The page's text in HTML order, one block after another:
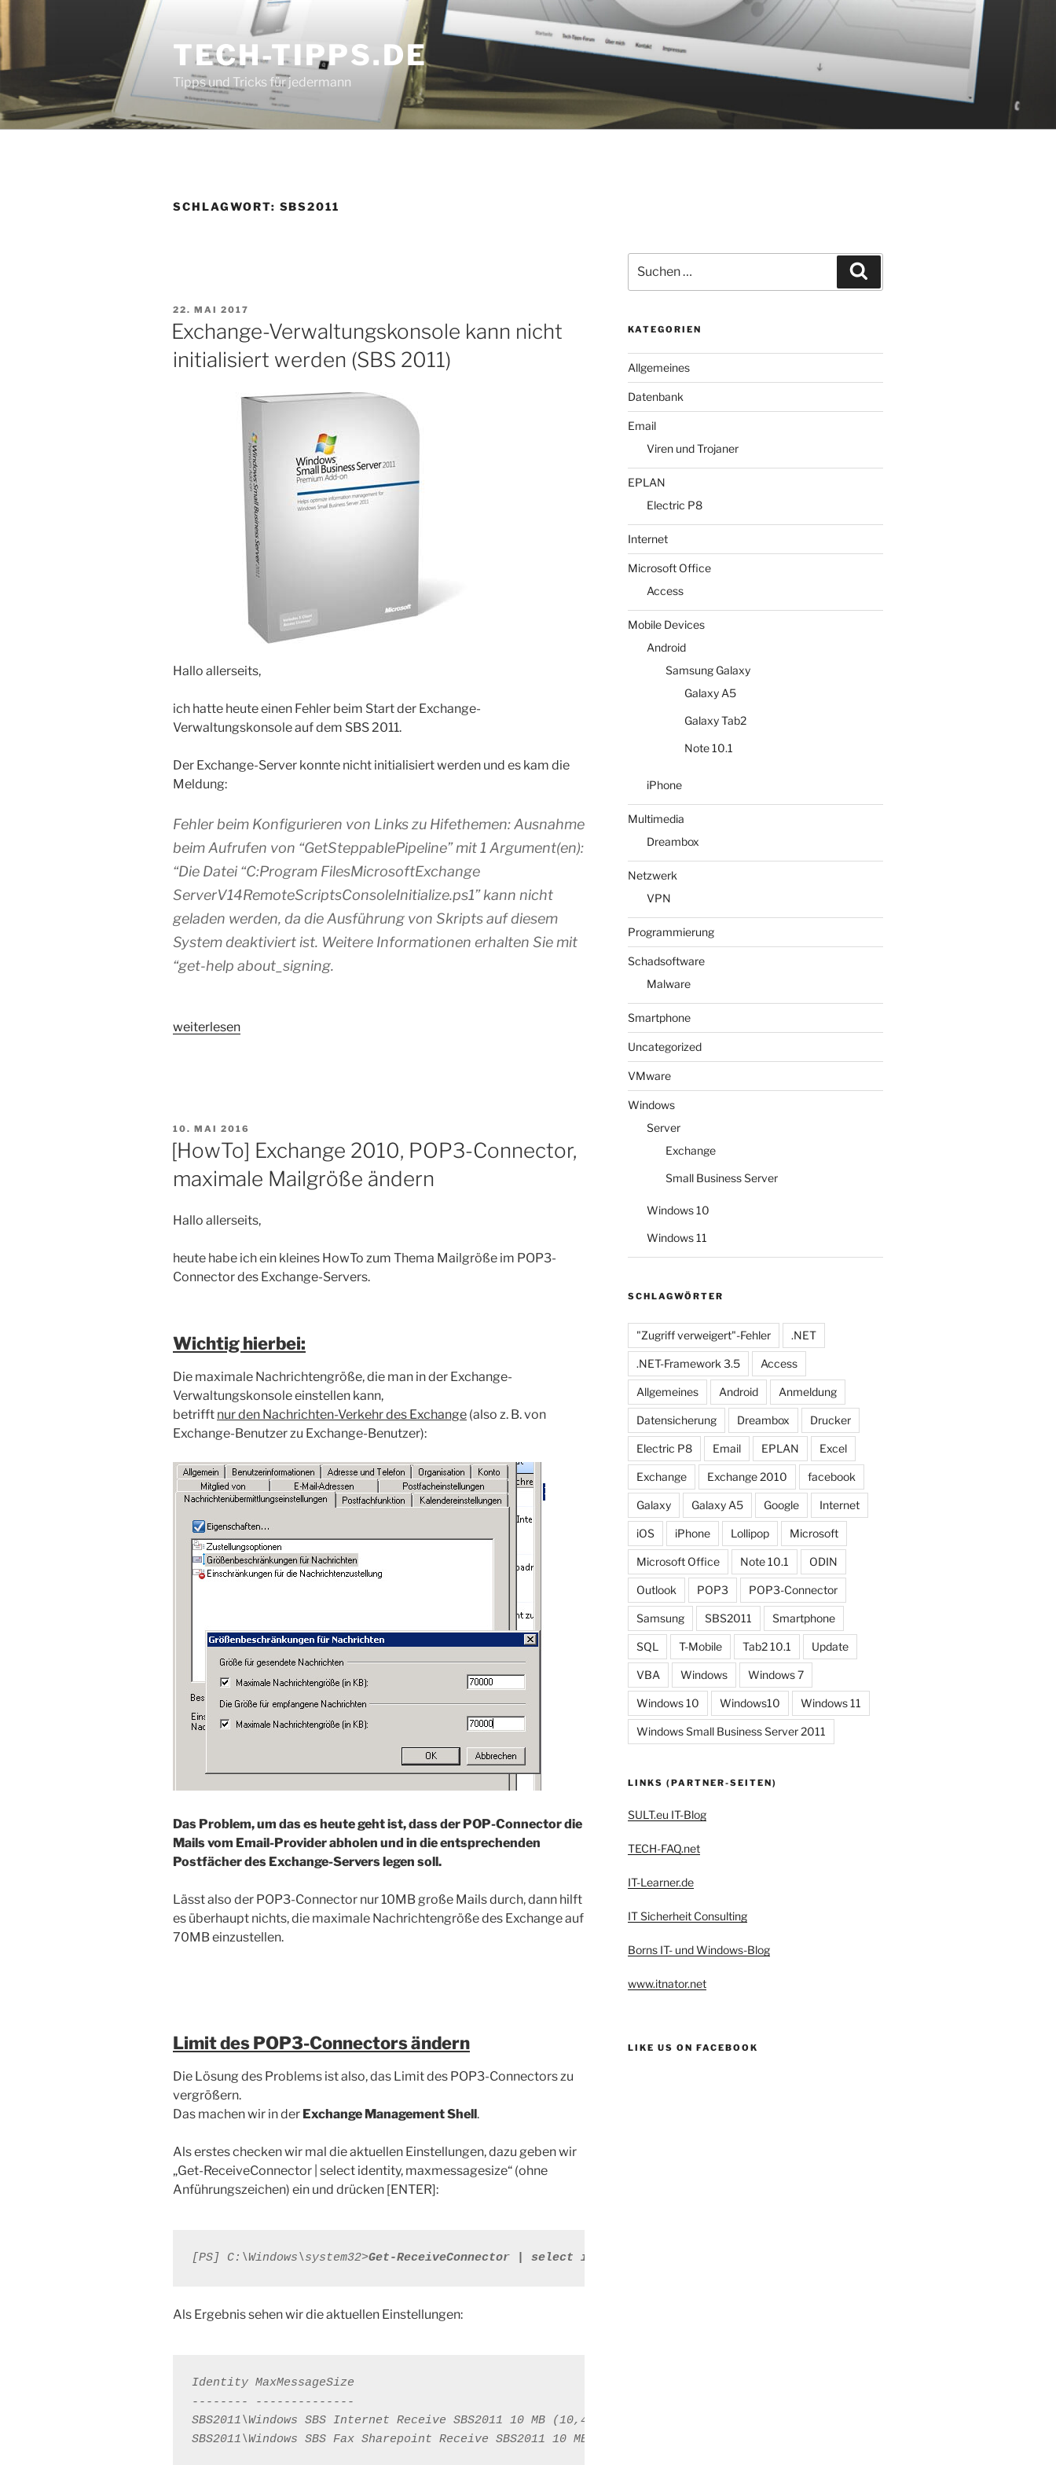
springen
TECH-TIPPS.DE
Tipps und Tricks für jedermann
SCHLAGWORT: SBS2011
VERÖFFENTLICHT
AM
22. MAI 2017
Exchange-Verwaltungskonsole kann nicht
initialisiert werden (SBS 2011)
Hallo allerseits,
ich hatte heute einen Fehler beim Start der Exchange-
Verwaltungskonsole auf dem SBS 2011.
Der Exchange-Server konnte nicht initialisiert werden und es kam die
Meldung:
Fehler beim Konfigurieren von Links zu Hifethemen: Ausnahme
beim Aufrufen von “GetSteppablePipeline” mit 1 Argument(en):
“Die Datei “C:Program FilesMicrosoftExchange
ServerV14RemoteScriptsConsoleInitialize.ps1” kann nicht
geladen werden, da die Ausführung von Skripts auf diesem
System deaktiviert ist. Weitere Informationen erhalten Sie mit
“get-help about_signing.
„Exchange-
(SBS
2011)“
weiterlesen
VERÖFFENTLICHT
AM
10. MAI 2016
[HowTo] Exchange 2010, POP3-Connector,
maximale Mailgröße ändern
Hallo allerseits,
heute habe ich ein kleines HowTo zum Thema Mailgröße im POP3-
Connector des Exchange-Servers.
Wichtig hierbei:
Die maximale Nachrichtengröße, die man in der Exchange-
Verwaltungskonsole einstellen kann,
betrifft nur den Nachrichten-Verkehr des Exchange (also z. B. von
Exchange-Benutzer zu Exchange-Benutzer):
Das Problem, um das es heute geht ist, dass der POP-Connector die
Mails vom Email-Provider abholen und in die entsprechenden
Postfächer des Exchange-Servers legen soll.
Lässt also der POP3-Connector nur 10MB große Mails durch, dann hilft
es überhaupt nichts, die maximale Nachrichtengröße des Exchange auf
70MB einzustellen.
Limit des POP3-Connectors ändern
Die Lösung des Problems ist also, das Limit des POP3-Connectors zu
vergrößern.
Das machen wir in der Exchange Management Shell.
Als erstes checken wir mal die aktuellen Einstellungen, dazu geben wir
„Get-ReceiveConnector | select identity, maxmessagesize“ (ohne
Anführungszeichen) ein und drücken [ENTER]:
[PS] C:\Windows\system32>Get-ReceiveConnector | select identity, maxmessagesize
Als Ergebnis sehen wir die aktuellen Einstellungen:
Identity MaxMessageSize
-------- --------------
SBS2011\Windows SBS Internet Receive SBS2011 10 MB (10,485,760
SBS2011\Windows SBS Fax Sharepoint Receive SBS2011 10 MB (
nach:
KATEGORIEN
Allgemeines
Datenbank
Email
Viren und Trojaner
EPLAN
Electric P8
Internet
Microsoft Office
Access
Mobile Devices
Android
Samsung Galaxy
Galaxy A5
Galaxy Tab2
Note 10.1
iPhone
Multimedia
Dreambox
Netzwerk
VPN
Programmierung
Schadsoftware
Malware
Smartphone
Uncategorized
VMware
Windows
Server
Exchange
Small Business Server
Windows 10
Windows 11
SCHLAGWÖRTER
"Zugriff verweigert"-Fehler .NET
.NET-Framework 3.5 Access
Allgemeines Android Anmeldung
Datensicherung Dreambox Drucker
Electric P8 Email EPLAN Excel
Exchange Exchange 2010 facebook
Galaxy Galaxy A5 Google Internet
iOS iPhone Lollipop Microsoft
Microsoft Office Note 10.1 ODIN
Outlook POP3 POP3-Connector
Samsung SBS2011 Smartphone
SQL T-Mobile Tab2 10.1 Update
VBA Windows Windows 7
Windows 10 Windows10 Windows 11
Windows Small Business Server 2011
LINKS (PARTNER-SEITEN)
SULT.eu IT-Blog
TECH-FAQ.net
IT-Learner.de
IT Sicherheit Consulting
Borns IT- und Windows-Blog
www.itnator.net
LIKE US ON FACEBOOK